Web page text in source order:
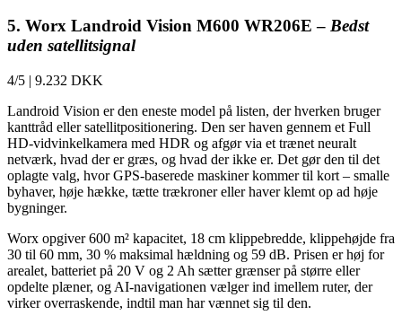
5. Worx Landroid Vision M600 WR206E – Bedst
uden satellitsignal
4/5 | 9.232 DKK
Landroid Vision er den eneste model på listen, der hverken bruger
kanttråd eller satellitpositionering. Den ser haven gennem et Full
HD-vidvinkelkamera med HDR og afgør via et trænet neuralt
netværk, hvad der er græs, og hvad der ikke er. Det gør den til det
oplagte valg, hvor GPS-baserede maskiner kommer til kort – smalle
byhaver, høje hække, tætte trækroner eller haver klemt op ad høje
bygninger.
Worx opgiver 600 m² kapacitet, 18 cm klippebredde, klippehøjde fra
30 til 60 mm, 30 % maksimal hældning og 59 dB. Prisen er høj for
arealet, batteriet på 20 V og 2 Ah sætter grænser på større eller
opdelte plæner, og AI-navigationen vælger ind imellem ruter, der
virker overraskende, indtil man har vænnet sig til den.